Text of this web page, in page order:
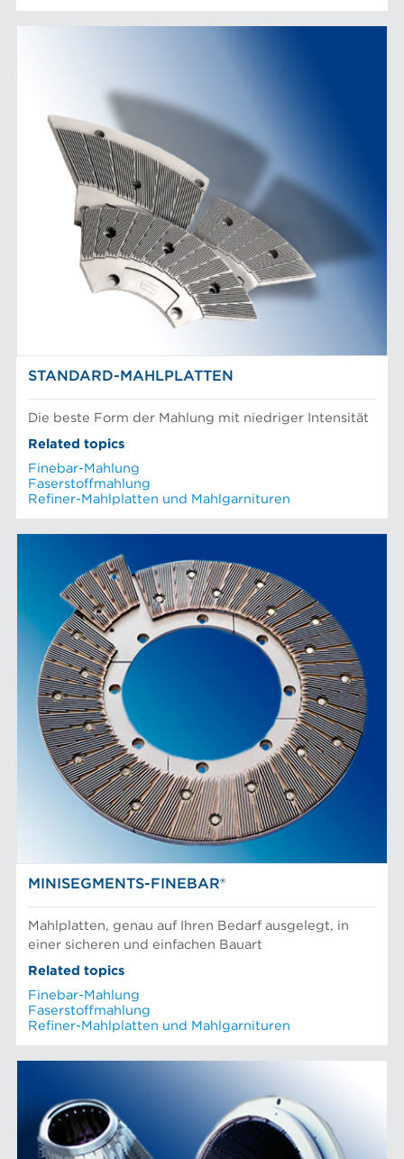
STANDARD-MAHLPLATTEN
Die beste Form der Mahlung mit niedriger Intensität
Related topics
Finebar-Mahlung
Faserstoffmahlung
Refiner-Mahlplatten und Mahlgarnituren
MINISEGMENTS-FINEBAR®
Mahlplatten, genau auf Ihren Bedarf ausgelegt, in
einer sicheren und einfachen Bauart
Related topics
Finebar-Mahlung
Faserstoffmahlung
Refiner-Mahlplatten und Mahlgarnituren